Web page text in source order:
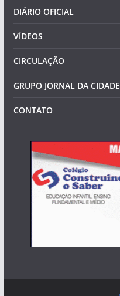
DIÁRIO OFICIAL
VÍDEOS
CIRCULAÇÃO
GRUPO JORNAL DA CIDADE
CONTATO